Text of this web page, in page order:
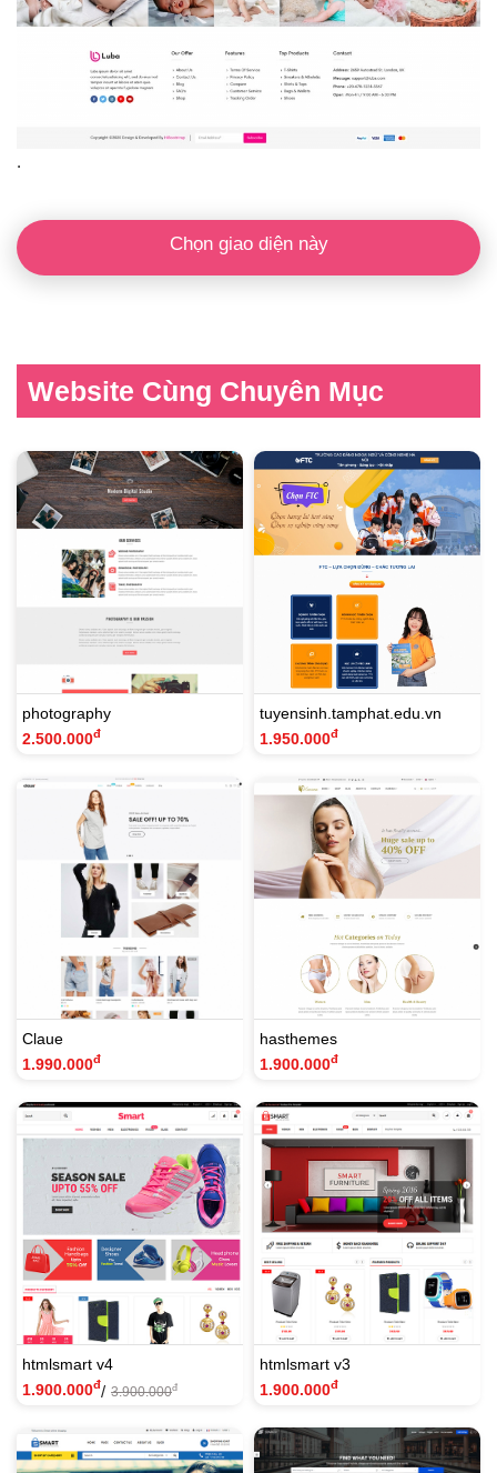
.
Chọn giao diện này
Website Cùng Chuyên Mục
photography
2.500.000đ
tuyensinh.tamphat.edu.vn
1.950.000đ
Claue
1.990.000đ
(532 khách sử dụng)
hasthemes
1.900.000đ
htmlsmart v4
1.900.000đ/ 3.900.000đ
htmlsmart v3
1.900.000đ